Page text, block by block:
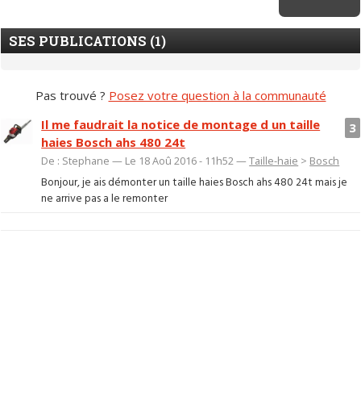
SES PUBLICATIONS (1)
Pas trouvé ? Posez votre question à la communauté
3
Il me faudrait la notice de montage d un taille
haies Bosch ahs 480 24t
De : Stephane — Le 18 Aoû 2016 - 11h52 —Taille-haie > Bosch
Bonjour, je ais démonter un taille haies Bosch ahs 480 24t mais je
ne arrive pas a le remonter